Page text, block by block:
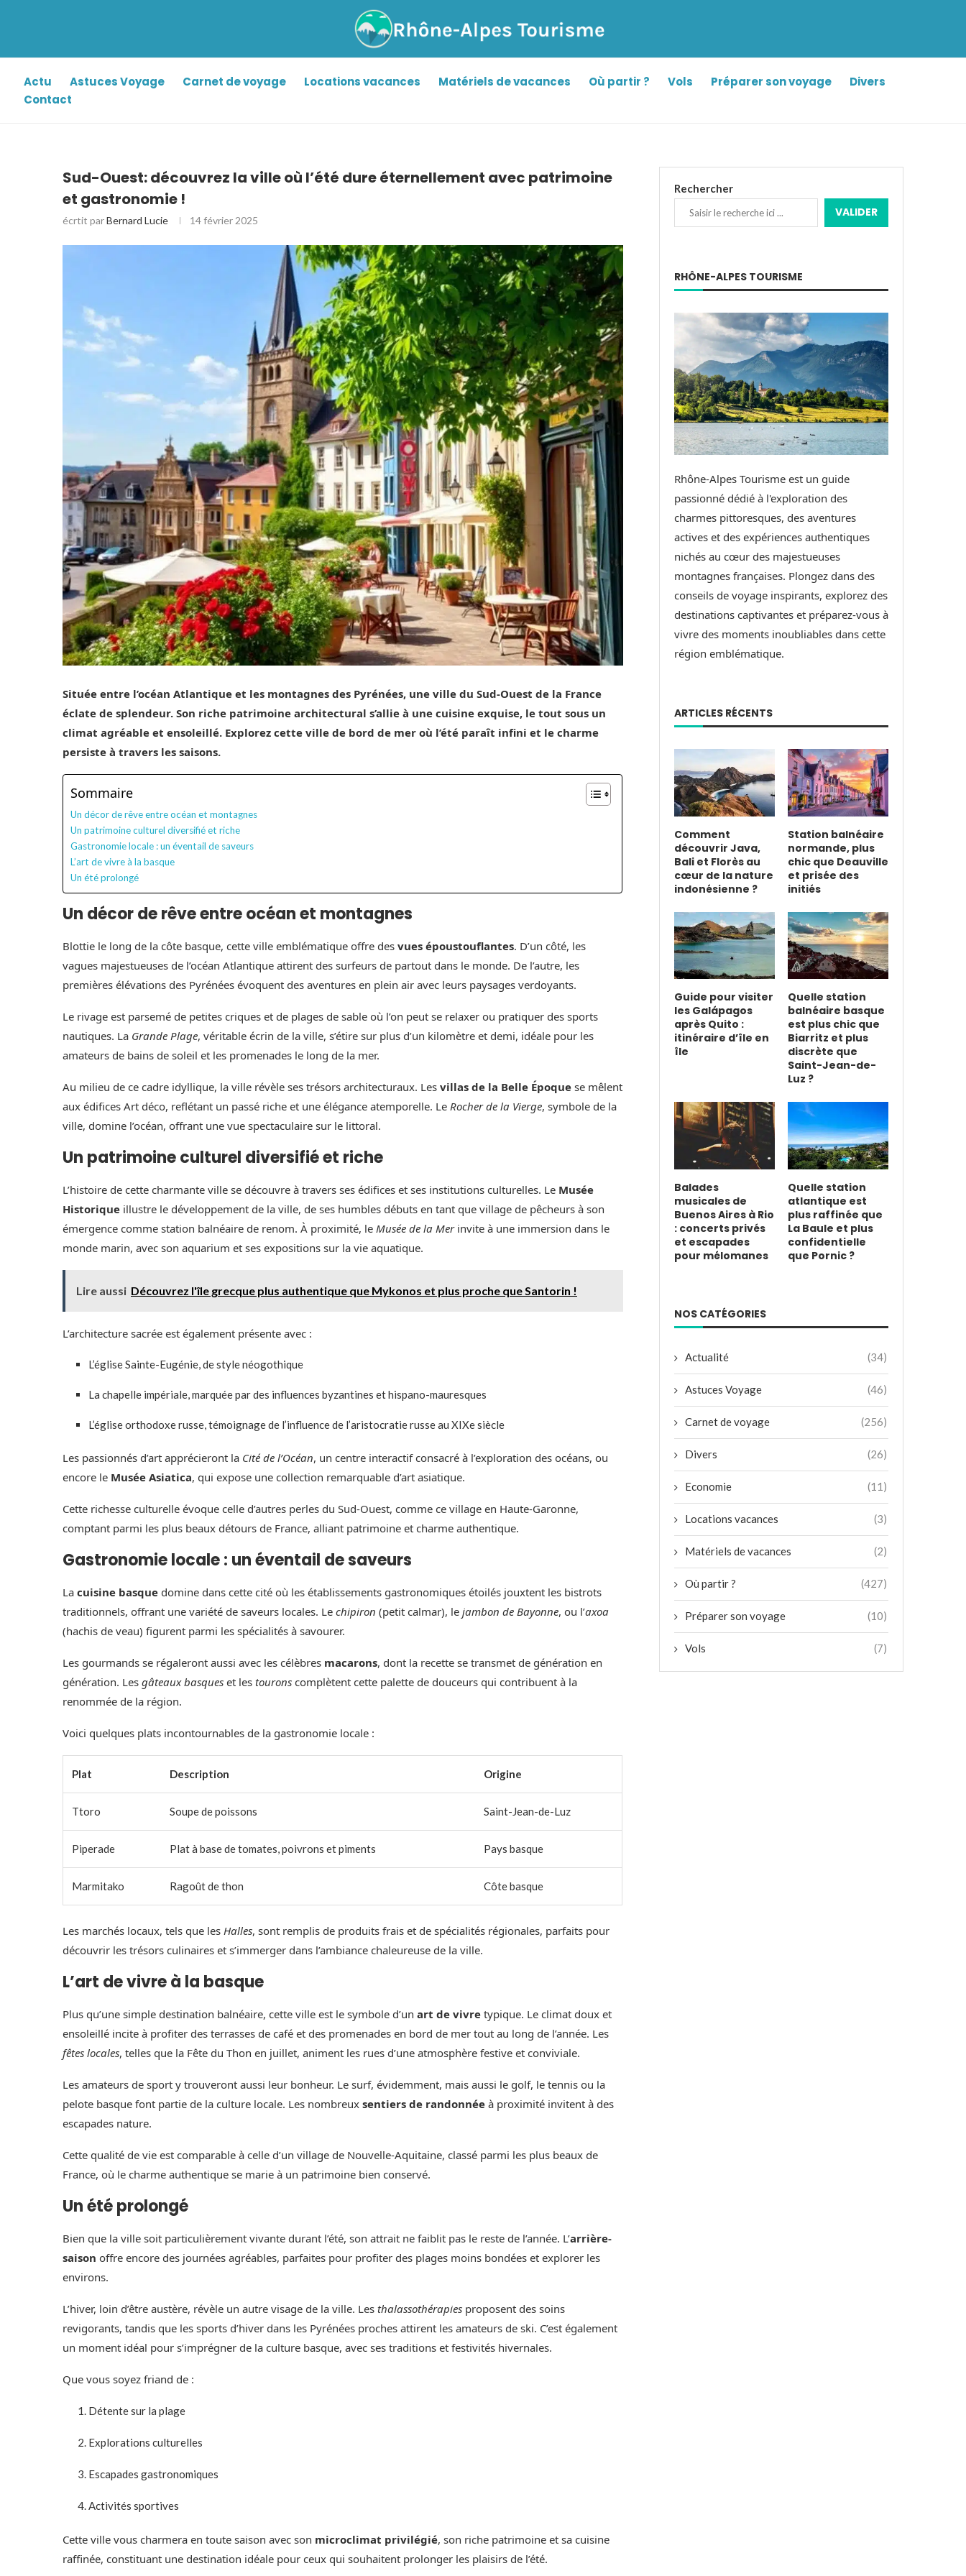
Actu Astuces Voyage Carnet de voyage Locations vacances Matériels de vacances Où partir ? Vols Préparer son voyage
Divers
Contact
Sud-Ouest: découvrez la ville où l’été dure éternellement avec patrimoine
et gastronomie !
écrtit parBernard Lucie 14 février 2025
Située entre l’océan Atlantique et les montagnes des Pyrénées, une ville du Sud-Ouest de la France
éclate de splendeur. Son riche patrimoine architectural s’allie à une cuisine exquise, le tout sous un
climat agréable et ensoleillé. Explorez cette ville de bord de mer où l’été paraît infini et le charme
persiste à travers les saisons.
Sommaire
Un décor de rêve entre océan et montagnes
Un patrimoine culturel diversifié et riche
Gastronomie locale : un éventail de saveurs
L’art de vivre à la basque
Un été prolongé
Un décor de rêve entre océan et montagnes
Blottie le long de la côte basque, cette ville emblématique offre des vues époustouflantes. D’un côté, les
vagues majestueuses de l’océan Atlantique attirent des surfeurs de partout dans le monde. De l’autre, les
premières élévations des Pyrénées évoquent des aventures en plein air avec leurs paysages verdoyants.
Le rivage est parsemé de petites criques et de plages de sable où l’on peut se relaxer ou pratiquer des sports
nautiques. La Grande Plage, véritable écrin de la ville, s’étire sur plus d’un kilomètre et demi, idéale pour les
amateurs de bains de soleil et les promenades le long de la mer.
Au milieu de ce cadre idyllique, la ville révèle ses trésors architecturaux. Les villas de la Belle Époque se mêlent
aux édifices Art déco, reflétant un passé riche et une élégance atemporelle. Le Rocher de la Vierge, symbole de la
ville, domine l’océan, offrant une vue spectaculaire sur le littoral.
Un patrimoine culturel diversifié et riche
L’histoire de cette charmante ville se découvre à travers ses édifices et ses institutions culturelles. Le Musée
Historique illustre le développement de la ville, de ses humbles débuts en tant que village de pêcheurs à son
émergence comme station balnéaire de renom. À proximité, le Musée de la Merinvite à une immersion dans le
monde marin, avec son aquarium et ses expositions sur la vie aquatique.
Lire aussi Découvrez l'île grecque plus authentique que Mykonos et plus proche que Santorin !
L’architecture sacrée est également présente avec :
L’église Sainte-Eugénie, de style néogothique
La chapelle impériale, marquée par des influences byzantines et hispano-mauresques
L’église orthodoxe russe, témoignage de l’influence de l’aristocratie russe au XIXe siècle
Les passionnés d’art apprécieront la Cité de l’Océan, un centre interactif consacré à l’exploration des océans, ou
encore le Musée Asiatica, qui expose une collection remarquable d’art asiatique.
Cette richesse culturelle évoque celle d’autres perles du Sud-Ouest, comme ce village en Haute-Garonne,
comptant parmi les plus beaux détours de France, alliant patrimoine et charme authentique.
Gastronomie locale : un éventail de saveurs
La cuisine basque domine dans cette cité où les établissements gastronomiques étoilés jouxtent les bistrots
traditionnels, offrant une variété de saveurs locales. Le chipiron (petit calmar), le jambon de Bayonne, ou l’axoa
(hachis de veau) figurent parmi les spécialités à savourer.
Les gourmands se régaleront aussi avec les célèbres macarons, dont la recette se transmet de génération en
génération. Les gâteaux basques et les tourons complètent cette palette de douceurs qui contribuent à la
renommée de la région.
Voici quelques plats incontournables de la gastronomie locale :
Plat Description Origine
Ttoro Soupe de poissons Saint-Jean-de-Luz
Piperade Plat à base de tomates, poivrons et piments Pays basque
Marmitako Ragoût de thon Côte basque
Les marchés locaux, tels que les Halles, sont remplis de produits frais et de spécialités régionales, parfaits pour
découvrir les trésors culinaires et s’immerger dans l’ambiance chaleureuse de la ville.
L’art de vivre à la basque
Plus qu’une simple destination balnéaire, cette ville est le symbole d’un art de vivre typique. Le climat doux et
ensoleillé incite à profiter des terrasses de café et des promenades en bord de mer tout au long de l’année. Les
fêtes locales, telles que la Fête du Thon en juillet, animent les rues d’une atmosphère festive et conviviale.
Les amateurs de sport y trouveront aussi leur bonheur. Le surf, évidemment, mais aussi le golf, le tennis ou la
pelote basque font partie de la culture locale. Les nombreux sentiers de randonnée à proximité invitent à des
escapades nature.
Cette qualité de vie est comparable à celle d’un village de Nouvelle-Aquitaine, classé parmi les plus beaux de
France, où le charme authentique se marie à un patrimoine bien conservé.
Un été prolongé
Bien que la ville soit particulièrement vivante durant l’été, son attrait ne faiblit pas le reste de l’année. L’arrière-
saison offre encore des journées agréables, parfaites pour profiter des plages moins bondées et explorer les
environs.
L’hiver, loin d’être austère, révèle un autre visage de la ville. Les thalassothérapies proposent des soins
revigorants, tandis que les sports d’hiver dans les Pyrénées proches attirent les amateurs de ski. C’est également
un moment idéal pour s’imprégner de la culture basque, avec ses traditions et festivités hivernales.
Que vous soyez friand de :
Détente sur la plage
Explorations culturelles
Escapades gastronomiques
Activités sportives
Cette ville vous charmera en toute saison avec son microclimat privilégié, son riche patrimoine et sa cuisine
raffinée, constituant une destination idéale pour ceux qui souhaitent prolonger les plaisirs de l’été.
Rechercher
VALIDER
RHÔNE-ALPES TOURISME
Rhône-Alpes Tourisme est un guide
passionné dédié à l'exploration des
charmes pittoresques, des aventures
actives et des expériences authentiques
nichés au cœur des majestueuses
montagnes françaises. Plongez dans des
conseils de voyage inspirants, explorez des
destinations captivantes et préparez-vous à
vivre des moments inoubliables dans cette
région emblématique.
ARTICLES RÉCENTS
Comment
découvrir Java,
Bali et Florès au
cœur de la nature
indonésienne ?
Station balnéaire
normande, plus
chic que Deauville
et prisée des
initiés
Guide pour visiter
les Galápagos
après Quito :
itinéraire d’île en
île
Quelle station
balnéaire basque
est plus chic que
Biarritz et plus
discrète que
Saint-Jean-de-
Luz ?
Balades
musicales de
Buenos Aires à Rio
: concerts privés
et escapades
pour mélomanes
Quelle station
atlantique est
plus raffinée que
La Baule et plus
confidentielle
que Pornic ?
NOS CATÉGORIES
Actualité (34)
Astuces Voyage (46)
Carnet de voyage (256)
Divers (26)
Economie (11)
Locations vacances (3)
Matériels de vacances (2)
Où partir ? (427)
Préparer son voyage (10)
Vols (7)